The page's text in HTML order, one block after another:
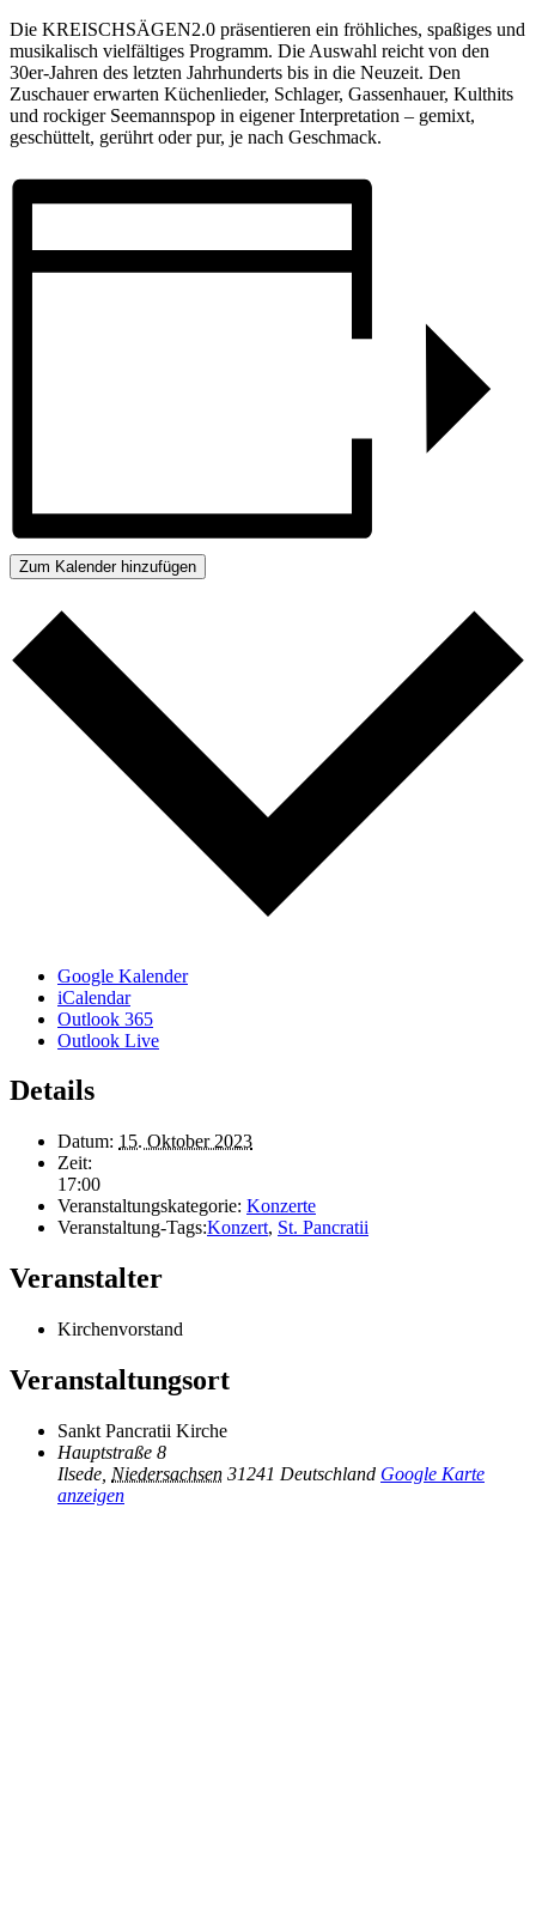
Die KREISCHSÄGEN2.0 präsentieren ein fröhliches, spaßiges und
musikalisch vielfältiges Programm. Die Auswahl reicht von den
30er-Jahren des letzten Jahrhunderts bis in die Neuzeit. Den
Zuschauer erwarten Küchenlieder, Schlager, Gassenhauer, Kulthits
und rockiger Seemannspop in eigener Interpretation – gemixt,
geschüttelt, gerührt oder pur, je nach Geschmack.
Zum Kalender hinzufügen
Google Kalender
iCalendar
Outlook 365
Outlook Live
Details
Datum: 15. Oktober 2023
Zeit:
17:00
Veranstaltungskategorie: Konzerte
Veranstaltung-Tags:Konzert, St. Pancratii
Veranstalter
Kirchenvorstand
Veranstaltungsort
Sankt Pancratii Kirche
Hauptstraße 8
Ilsede Niedersachsen 31241 Deutschland Google Karte
anzeigen